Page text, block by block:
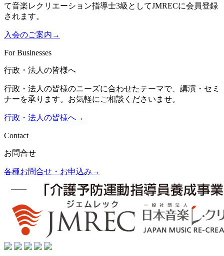
て音楽レクリエーション指導士3級としてJMRECに会員登録
されます。
入会のご案内 →
For Businesses
行政・法人の皆様へ
行政・法人の皆様のニーズに合わせたテーマで、講演・セミ
ナーを承ります。お気軽にご相談くださいませ。
行政・法人の皆様へ→
Contact
お問合せ
各種お問合せ・お申込み →